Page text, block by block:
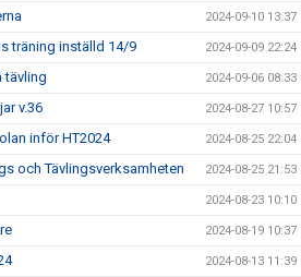
2024-09-10 13:37
träning inställd 14/9 2024-09-09 22:24
tävling 2024-09-06 08:33
v.36 2024-08-27 10:57
inför HT2024 2024-08-25 22:04
och Tävlingsverksamheten 2024-08-25 21:53
2024-08-23 10:10
2024-08-19 10:37
2024-08-13 11:39